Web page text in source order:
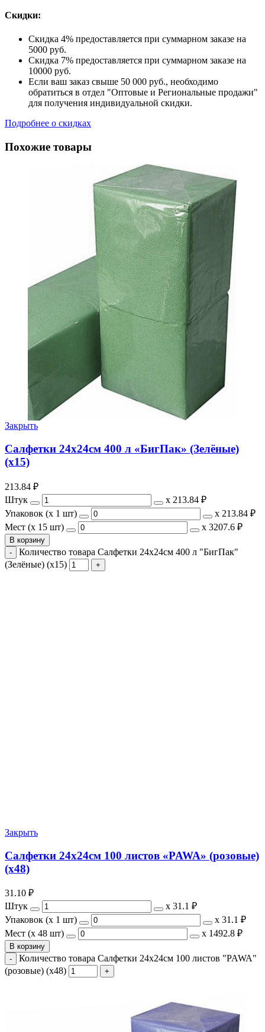
Скидки:
Скидка 4% предоставляется при суммарном заказе на
5000 руб.
Скидка 7% предоставляется при суммарном заказе на
10000 руб.
Если ваш заказ свыше 50 000 руб., необходимо
обратиться в отдел "Оптовые и Региональные продажи"
для получения индивидуальной скидки.
Подробнее о скидках
Похожие товары
Закрыть
Салфетки 24х24см 400 л «БигПак» (Зелёные)
(х15)
213.84 ₽
Штук
х 213.84 ₽
Упаковок (x 1 шт)
х 213.84 ₽
Мест (x 15 шт)
х 3207.6 ₽
В корзину
Количество товара Салфетки 24х24см 400 л "БигПак"
(Зелёные) (х15)
Закрыть
Салфетки 24х24см 100 листов «PAWA» (розовые)
(х48)
31.10 ₽
Штук
х 31.1 ₽
Упаковок (x 1 шт)
х 31.1 ₽
Мест (x 48 шт)
х 1492.8 ₽
В корзину
Количество товара Салфетки 24х24см 100 листов "PAWA"
(розовые) (х48)